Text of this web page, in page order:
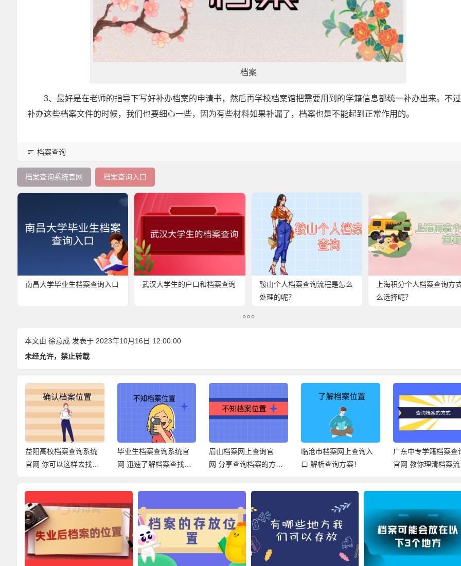
档案
3、最好是在老师的指导下写好补办档案的申请书，然后再学校档案馆把需要用到的学籍信息都统一补办出来。不
补办这些档案文件的时候，我们也要细心一些，因为有些材料如果补漏了，档案也是不能起到正常作用的。
档案查询
档案查询系统官网 档案查询入口
南昌大学毕业生档案查询入口 武汉大学生的户口和档案查询
鞍山个人档案查询流程是怎么
处理的呢？
上海积分个人档案查询方
么选择呢？
本文由 徐意成 发表于 2023年10月16日 12:00:00
未经允许，禁止转载
毕业生档案查询系统官
网 迅速了解档案查找经
眉山档案网上查询官
网 分享查询档案的方
临沧市档案网上查询入
口 解析查询方案！
广东中专学籍档案查询
官网 教你理清档案流
芜湖市档案地址查询
统官网 带你了解正